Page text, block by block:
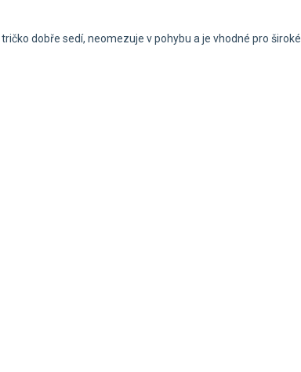
tričko dobře sedí, neomezuje v pohybu a je vhodné pro